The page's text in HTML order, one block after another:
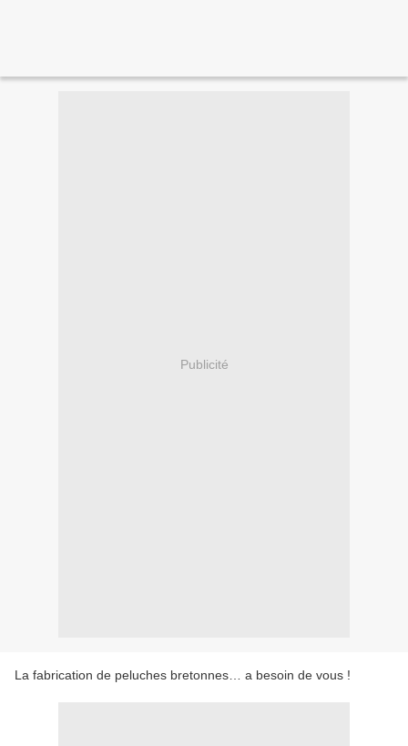
Publicité
La fabrication de peluches bretonnes… a besoin de vous !